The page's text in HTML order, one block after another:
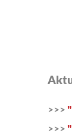
>>>
>>>